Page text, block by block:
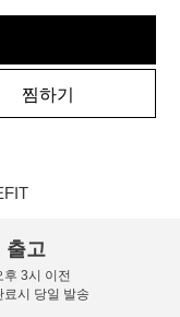
찜하기
출고
후 3시 이전
료시 당일 발송